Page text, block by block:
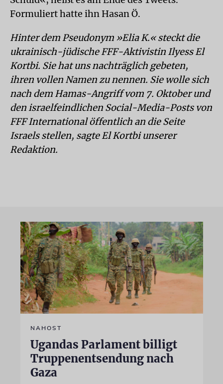
Formuliert hatte ihn Hasan Ö.
Hinter dem Pseudonym »Elia K.« steckt die
ukrainisch-jüdische FFF-Aktivistin Ilyess El
Kortbi. Sie hat uns nachträglich gebeten,
ihren vollen Namen zu nennen. Sie wolle sich
nach dem Hamas-Angriff vom 7. Oktober und
den israelfeindlichen Social-Media-Posts von
FFF International öffentlich an die Seite
Israels stellen, sagte El Kortbi unserer
Redaktion.
NAHOST
Ugandas Parlament billigt
Truppenentsendung nach
Gaza